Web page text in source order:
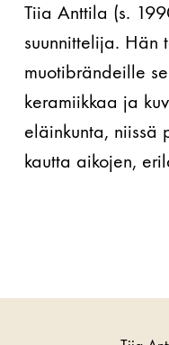
Tiia Anttila (s.
suunnittelija. Hän
muotibrändeille
keramiikkaa ja
eläinkunta, niissä
kautta aikojen,